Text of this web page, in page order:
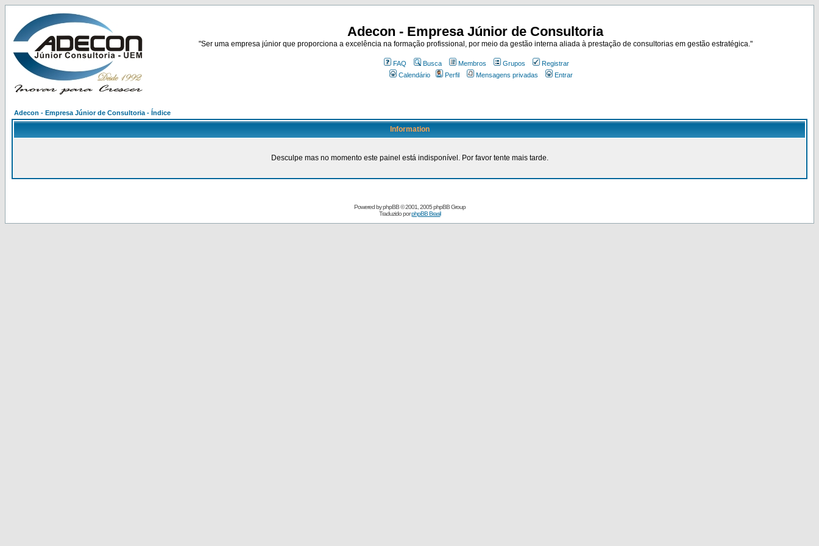
Adecon - Empresa Júnior de Consultoria
"Ser uma empresa júnior que proporciona a excelência na formação profissional, por meio da gestão interna aliada à prestação de consultorias em gestão estratégica."
FAQ Busca Membros Grupos
Registrar
Calendário
Perfil Mensagens privadas Entrar
Adecon - Empresa Júnior de Consultoria - Índice
Information
Desculpe mas no momento este painel está indisponível. Por favor tente mais tarde.
Powered byphpBB© 2001, 2005 phpBB Group
Traduzido porphpBB Brasil